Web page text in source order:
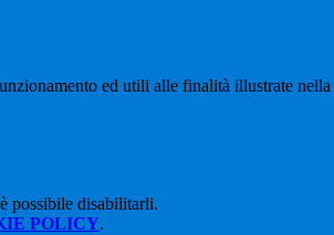
ed utili alle finalità illustrate nella
possibile disabilitarli.
POLICY.